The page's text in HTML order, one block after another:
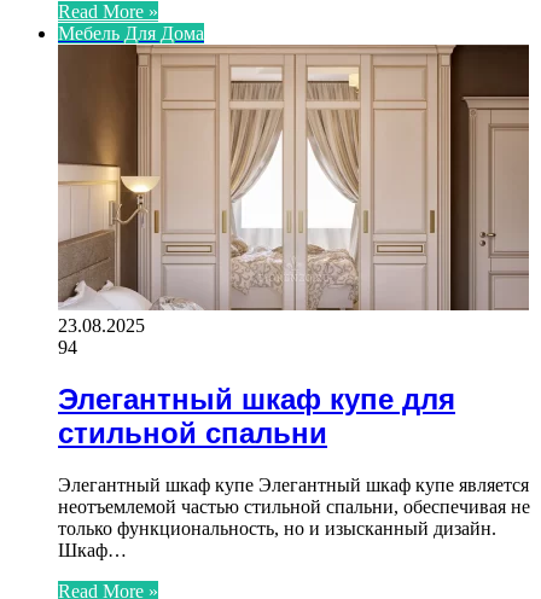
Read More »
Мебель Для Дома
23.08.2025
94
Элегантный шкаф купе для
стильной спальни
Элегантный шкаф купе Элегантный шкаф купе является
неотъемлемой частью стильной спальни, обеспечивая не
только функциональность, но и изысканный дизайн.
Шкаф…
Read More »